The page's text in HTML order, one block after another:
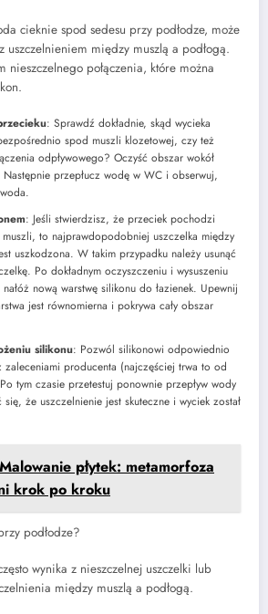
cieknie spod sedesu przy podłodze, może
uszczelnieniem między muszlą a podłogą.
nieszczelnego połączenia, które można
: Sprawdź dokładnie, skąd wycieka
spod muszli klozetowej, czy też
odpływowego? Oczyść obszar wokół
przepłucz wodę w WC i obserwuj,
: Jeśli stwierdzisz, że przeciek pochodzi
to najprawdopodobniej uszczelka między
uszkodzona. W takim przypadku należy usunąć
Po dokładnym oczyszczeniu i wysuszeniu
nową warstwę silikonu do łazienek. Upewnij
jest równomierna i pokrywa cały obszar
silikonu: Pozwól silikonowi odpowiednio
zaleceniami producenta (najczęściej trwa to od
tym czasie przetestuj ponownie przepływ wody
że uszczelnienie jest skuteczne i wyciek został
Malowanie płytek: metamorfoza
krok po kroku
podłodze?
wynika z nieszczelnej uszczelki lub
między muszlą a podłogą.